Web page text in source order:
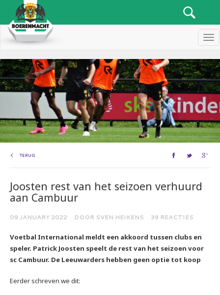
TERUG
Joosten rest van het seizoen verhuurd
aan Cambuur
09 JANUARY 2022 DOOR SVEN HEIKENS 39 REACTIES
Voetbal International meldt een akkoord tussen clubs en
speler. Patrick Joosten speelt de rest van het seizoen voor
sc Cambuur. De Leeuwarders hebben geen optie tot koop
Eerder schreven we dit: